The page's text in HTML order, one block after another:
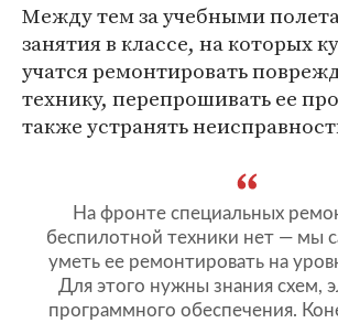
Между тем за учебными
занятия в классе, на которых
учатся ремонтировать
технику, перепрошивать ее
также устранять
На фронте специальных
беспилотной техники нет — мы
уметь ее ремонтировать на
Для этого нужны знания схем,
программного обеспечения.